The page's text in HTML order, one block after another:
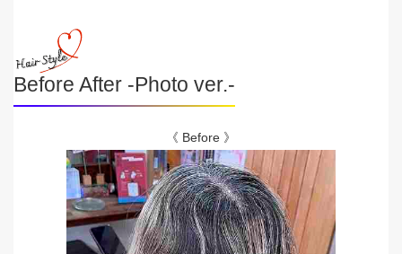
Before After -Photo ver.-
《 Before 》